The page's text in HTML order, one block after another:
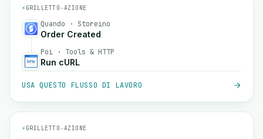
⚡ GRILLETTO→AZIONE
Quando · Storeino
Order Created
Poi · Tools & HTTP
Run cURL
USA QUESTO FLUSSO DI LAVORO
⚡ GRILLETTO→AZIONE